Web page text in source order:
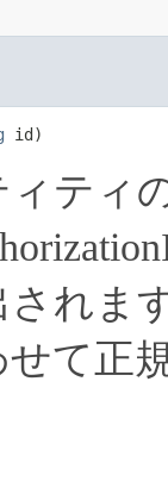
id)
ティ
されま
て正